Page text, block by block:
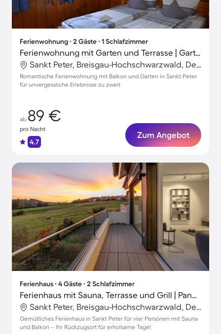
Ferienwohnung ∙ 2 Gäste ∙ 1 Schlafzimmer
Ferienwohnung mit Garten und Terrasse | Gartenblick
Sankt Peter, Breisgau-Hochschwarzwald, Deutschland
Romantische Ferienwohnung mit Balkon und Garten in Sankt Peter
für unvergessliche Erlebnisse zu zweit
ab 89 €
pro Nacht
4.7
Zum Angebot
Ferienhaus ∙ 4 Gäste ∙ 2 Schlafzimmer
Ferienhaus mit Sauna, Terrasse und Grill | Panoramablick
Sankt Peter, Breisgau-Hochschwarzwald, Deutschland
Gemütliches Ferienhaus in Sankt Peter für vier Personen mit Sauna
und Balkon – Ihr Rückzugsort für erholsame Tage!